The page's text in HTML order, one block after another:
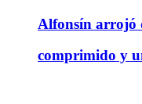
Alfonsín arrojó
comprimido y